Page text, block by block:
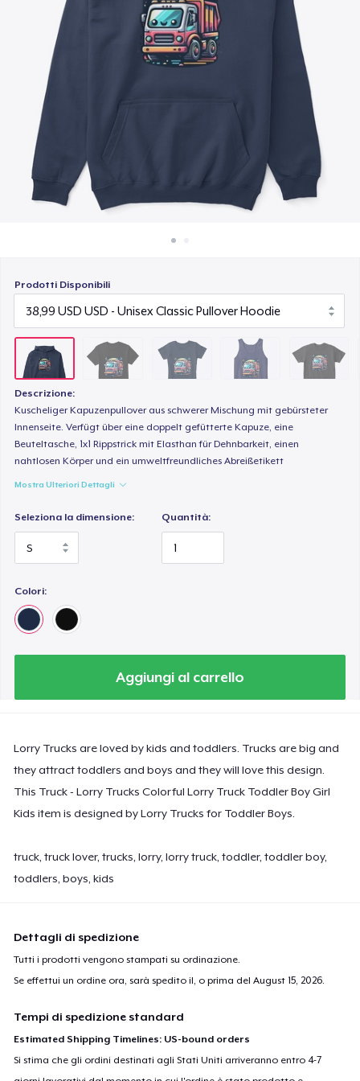
Vendi ovunque
Prodotti Disponibili
Descrizione:
Kuscheliger Kapuzenpullover aus schwerer Mischung mit gebürsteter
Innenseite. Verfügt über eine doppelt gefütterte Kapuze, eine
Beuteltasche, 1x1 Rippstrick mit Elasthan für Dehnbarkeit, einen
nahtlosen Körper und ein umweltfreundliches Abreißetikett
Mostra Ulteriori Dettagli
Seleziona la dimensione: Quantità:
Colori:
Aggiungi al carrello
Lorry Trucks are loved by kids and toddlers. Trucks are big and
they attract toddlers and boys and they will love this design.
This Truck - Lorry Trucks Colorful Lorry Truck Toddler Boy Girl
Kids item is designed by Lorry Trucks for Toddler Boys.
truck, truck lover, trucks, lorry, lorry truck, toddler, toddler boy,
toddlers, boys, kids
Dettagli di spedizione
Tutti i prodotti vengono stampati su ordinazione.
Se effettui un ordine ora, sarà spedito il, o prima delAugust 15, 2026.
Tempi di spedizione standard
Estimated Shipping Timelines: US-bound orders
Si stima che gli ordini destinati agli Stati Uniti arriveranno entro 4-7
Classic Tank Top
Kids Premium Tee
Classic Long Sleeve Tee
25,99 USD